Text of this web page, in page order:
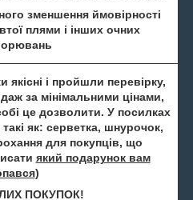
зменшення ймовірності
плями і інших очних
якісні і пройшли перевірку,
за мінімальними цінами,
це дозволити. У посилках
як: серветка, шнурочок,
для покупців, що
який подарунок вам
)
ПОКУПОК!